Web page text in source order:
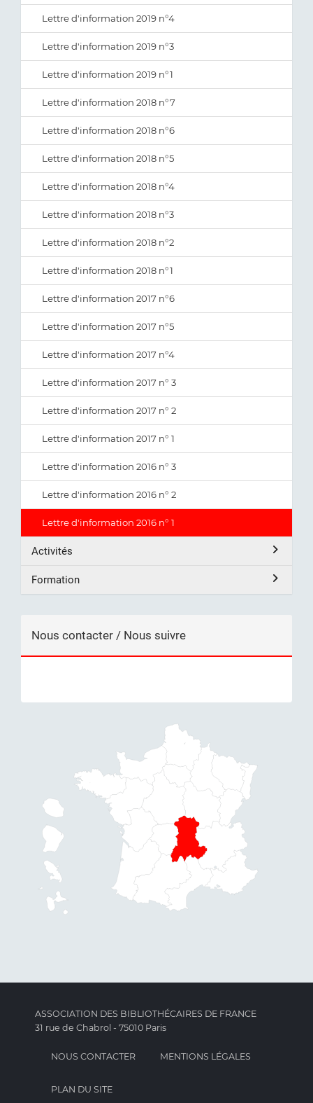
Lettre d'information 2019 n°4
Lettre d'information 2019 n°3
Lettre d'information 2019 n°1
Lettre d'information 2018 n°7
Lettre d'information 2018 n°6
Lettre d'information 2018 n°5
Lettre d'information 2018 n°4
Lettre d'information 2018 n°3
Lettre d'information 2018 n°2
Lettre d'information 2018 n°1
Lettre d'information 2017 n°6
Lettre d'information 2017 n°5
Lettre d'information 2017 n°4
Lettre d'information 2017 n° 3
Lettre d'information 2017 n° 2
Lettre d'information 2017 n° 1
Lettre d'information 2016 n° 3
Lettre d'information 2016 n° 2
Lettre d'information 2016 n° 1
Activités
Formation
Nous contacter / Nous suivre
ASSOCIATION DES BIBLIOTHÉCAIRES DE FRANCE
31 rue de Chabrol - 75010 Paris
NOUS CONTACTER MENTIONS LÉGALES
PLAN DU SITE